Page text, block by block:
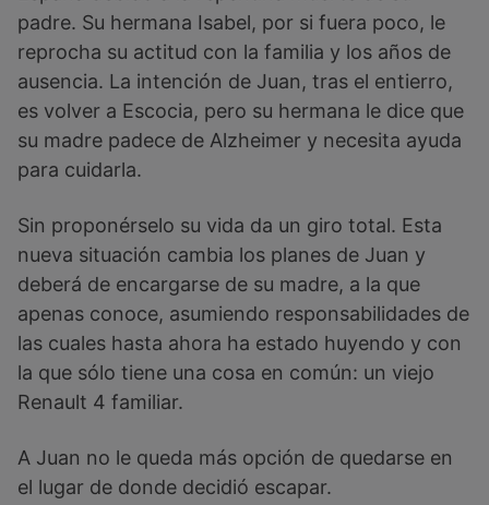
padre. Su hermana Isabel, por si fuera poco, le
reprocha su actitud con la familia y los años de
ausencia. La intención de Juan, tras el entierro,
es volver a Escocia, pero su hermana le dice que
su madre padece de Alzheimer y necesita ayuda
para cuidarla.
Sin proponérselo su vida da un giro total. Esta
nueva situación cambia los planes de Juan y
deberá de encargarse de su madre, a la que
apenas conoce, asumiendo responsabilidades de
las cuales hasta ahora ha estado huyendo y con
la que sólo tiene una cosa en común: un viejo
Renault 4 familiar.
A Juan no le queda más opción de quedarse en
el lugar de donde decidió escapar.